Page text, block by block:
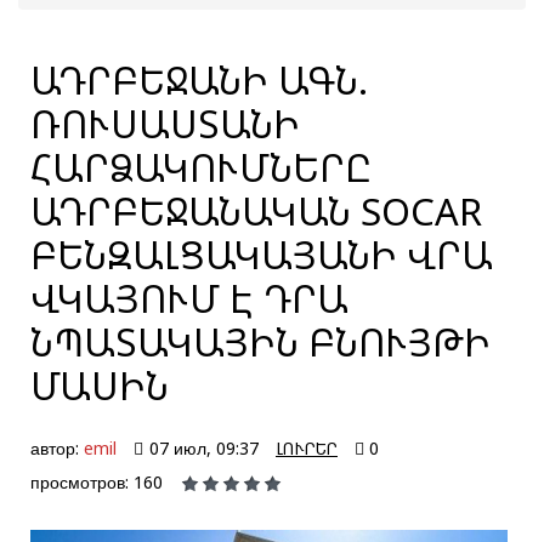
ԱԴՐԲԵՋԱՆԻ ԱԳՆ.
ՌՈՒՍԱՍՏԱՆԻ
ՀԱՐՁԱԿՈՒՄՆԵՐԸ
ԱԴՐԲԵՋԱՆԱԿԱՆ SOCAR
ԲԵՆԶԱԼՑԱԿԱՅԱՆԻ ՎՐԱ
ՎԿԱՅՈՒՄ Է ԴՐԱ
ՆՊԱՏԱԿԱՅԻՆ ԲՆՈՒՅԹԻ
ՄԱՍԻՆ
автор: emil 07 июл, 09:37 ԼՈՒՐԵՐ
0
просмотров: 160